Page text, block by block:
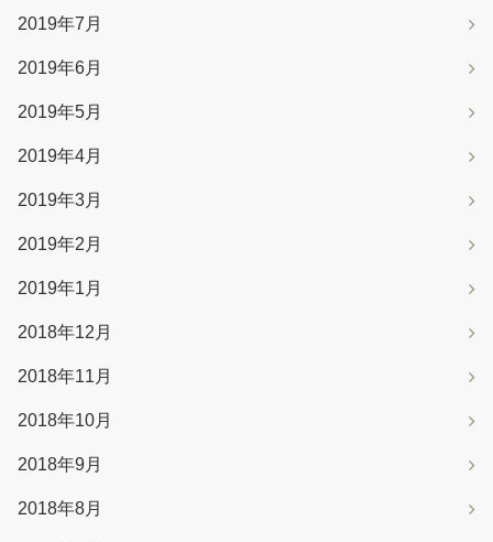
2019年7月
2019年6月
2019年5月
2019年4月
2019年3月
2019年2月
2019年1月
2018年12月
2018年11月
2018年10月
2018年9月
2018年8月